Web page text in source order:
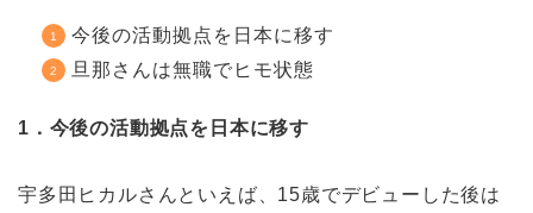
今後の活動拠点を日本に移す
旦那さんは無職でヒモ状態
1．今後の活動拠点を日本に移す
宇多田ヒカルさんといえば、15歳でデビューした後は